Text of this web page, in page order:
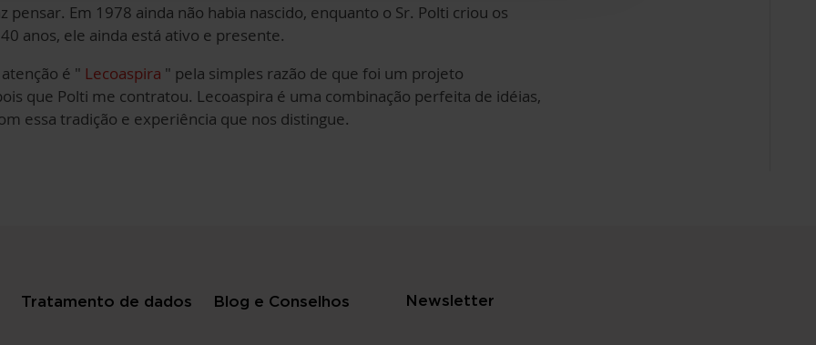
Em 1978 ainda não habia nascido, enquanto o Sr. Polti criou os
anos, ele ainda está ativo e presente.
é " Lecoaspira " pela simples razão de que foi um projeto
que Polti me contratou. Lecoaspira é uma combinação perfeita de idéias,
essa tradição e experiência que nos distingue.
Tratamento de dados Blog e Conselhos Newsletter